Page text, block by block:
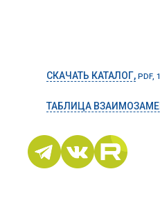
СКАЧАТЬ КАТАЛОГ, PDF,
ТАБЛИЦА